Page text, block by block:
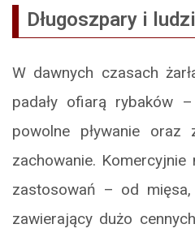
Długoszpary i
W dawnych czasach
padały ofiarą rybaków
powolne pływanie oraz
zachowanie.
zastosowań – od
zawierający dużo